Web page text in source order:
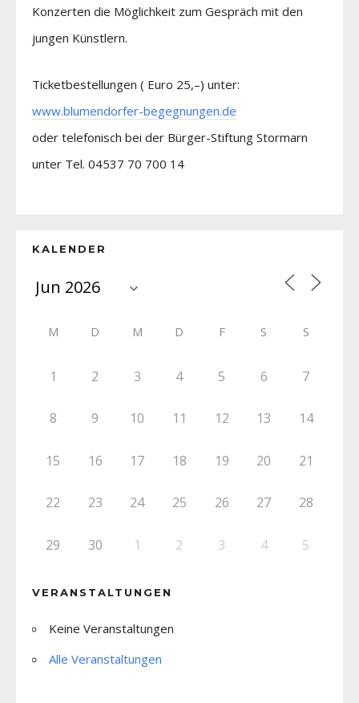
Konzerten die Möglichkeit zum Gespräch mit den
jungen Künstlern.
Ticketbestellungen ( Euro 25,–) unter:
www.blumendorfer-begegnungen.de
oder telefonisch bei der Bürger-Stiftung Stormarn
unter Tel. 04537 70 700 14
KALENDER
M D M D F S S
1 2 3 4 5 6 7
8 9 10 11 12 13 14
15 16 17 18 19 20 21
22 23 24 25 26 27 28
29 30 1 2 3 4 5
VERANSTALTUNGEN
Keine Veranstaltungen
Alle Veranstaltungen